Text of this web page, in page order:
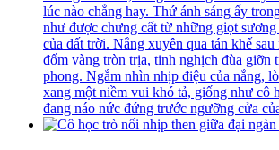
lúc nào chẳng hay. Thứ ánh sáng ấy
như được chưng cất từ những giọt
của đất trời. Nắng xuyên qua tán khế
đốm vàng tròn trịa, tinh nghịch đùa giỡn
phong. Ngắm nhìn nhịp điệu của nắng,
xang một niềm vui khó tả, giống như cô
đang náo nức đứng trước ngưỡng cửa